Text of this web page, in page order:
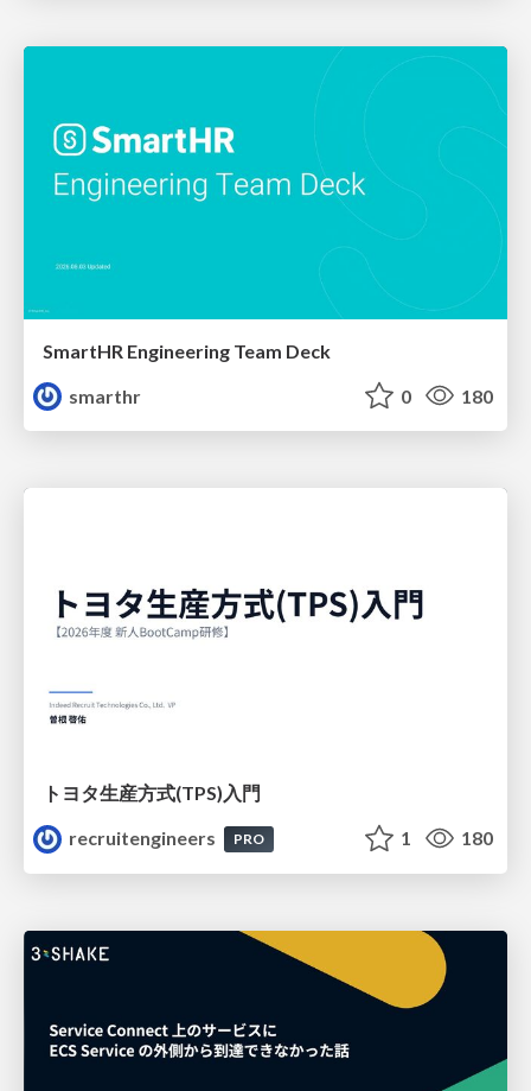
SmartHR Engineering Team Deck
smarthr
0 180
トヨタ⽣産⽅式(TPS)⼊⾨
recruitengineers
PRO 1 180